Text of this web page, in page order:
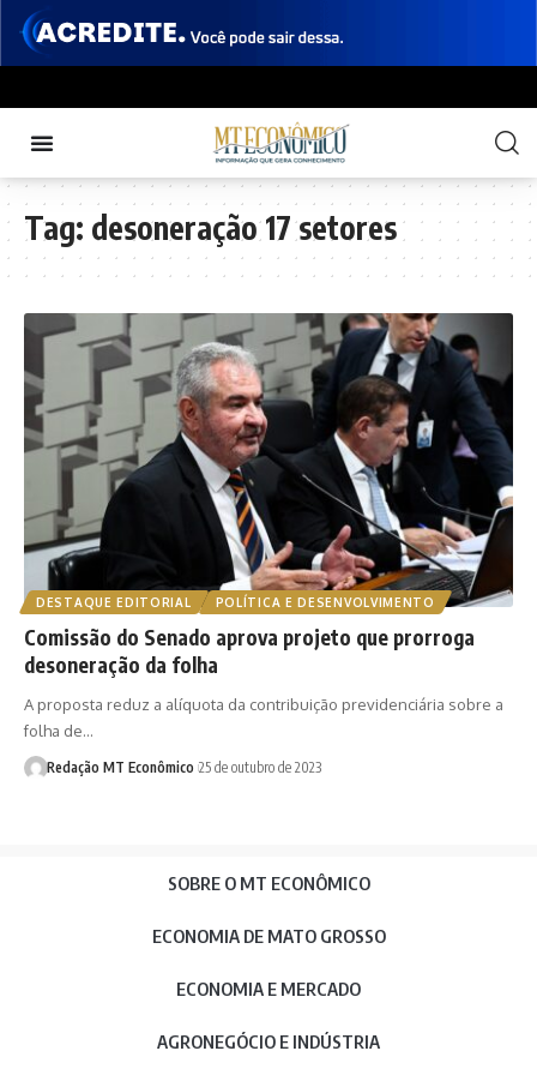
Tag: desoneração 17 setores
DESTAQUE EDITORIAL POLÍTICA E DESENVOLVIMENTO
Comissão do Senado aprova projeto que prorroga
desoneração da folha
A proposta reduz a alíquota da contribuição previdenciária sobre a
folha de…
Redação MT Econômico 25 de outubro de 2023
SOBRE O MT ECONÔMICO
ECONOMIA DE MATO GROSSO
ECONOMIA E MERCADO
AGRONEGÓCIO E INDÚSTRIA